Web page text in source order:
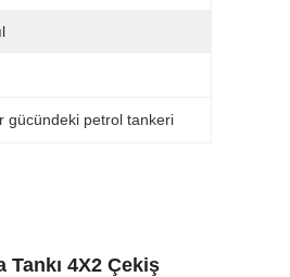
gücündeki petrol tankeri
4X2 Çekiş